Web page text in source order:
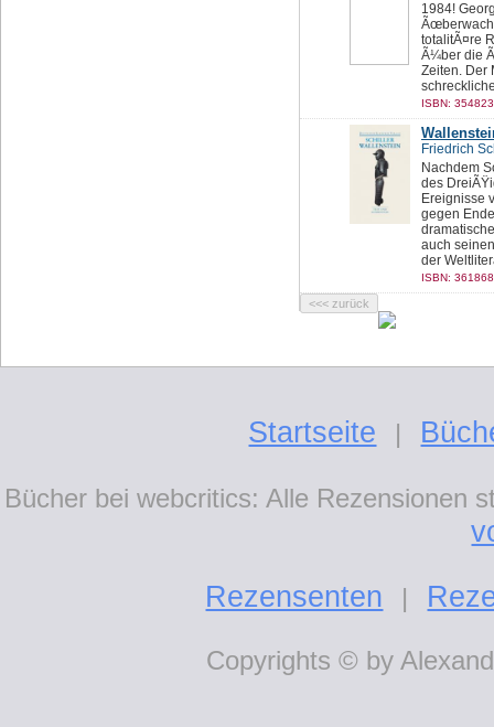
1984!
totalitÃ¤re
Ã¼ber die
Zeiten. Der
ISBN:
Friedrich
Nachdem
des
Ereignisse
gegen
auch
der
ISBN:
Startseite |
Bücher bei webcritics: Alle Rezensionen
Rezensenten
|
Copyrights © by